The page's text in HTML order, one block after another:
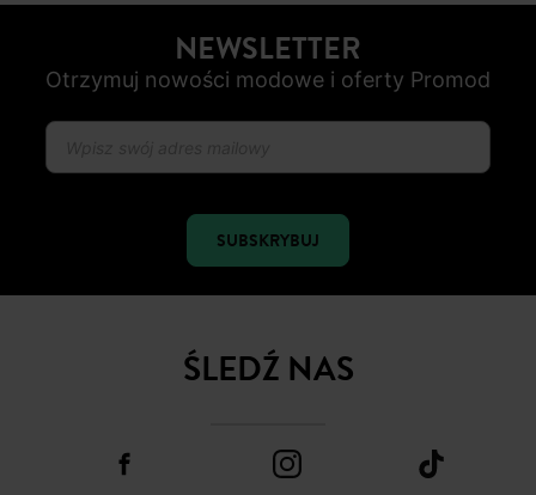
NEWSLETTER
Otrzymuj nowości modowe i oferty Promod
SUBSKRYBUJ
ŚLEDŹ NAS